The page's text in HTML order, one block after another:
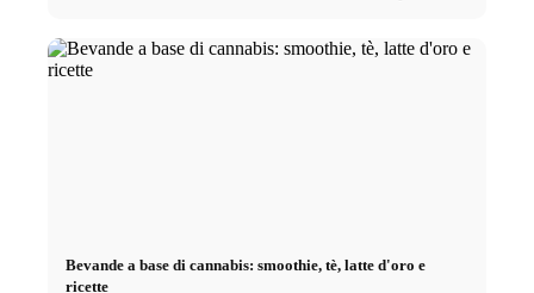
Bevande a base di cannabis: smoothie, tè, latte d'oro e
ricette